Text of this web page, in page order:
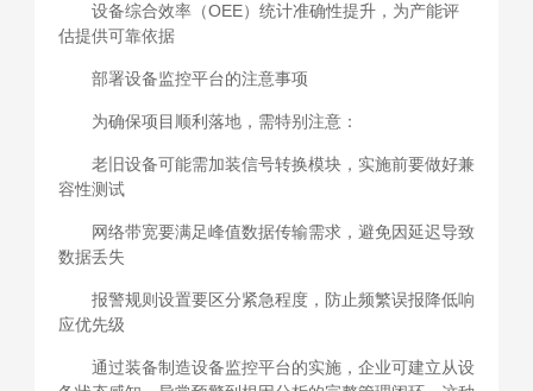
设备综合效率（OEE）统计准确性提升，为产能评
估提供可靠依据
部署设备监控平台的注意事项
为确保项目顺利落地，需特别注意：
老旧设备可能需加装信号转换模块，实施前要做好兼
容性测试
网络带宽要满足峰值数据传输需求，避免因延迟导致
数据丢失
报警规则设置要区分紧急程度，防止频繁误报降低响
应优先级
通过装备制造设备监控平台的实施，企业可建立从设